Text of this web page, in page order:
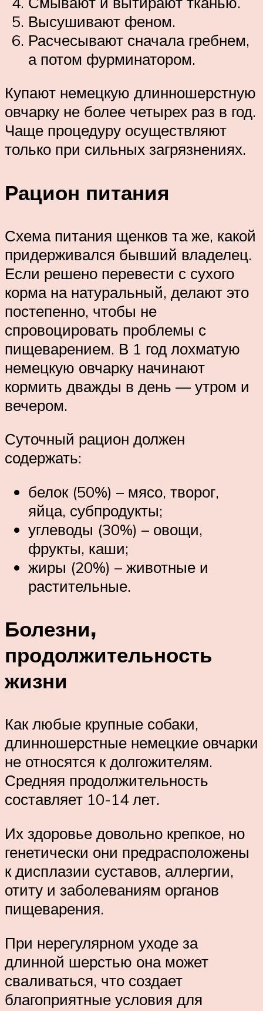
Высушивают феном.
Расчесывают сначала гребнем,
а потом фурминатором.
Купают немецкую длинношерстную
овчарку не более четырех раз в год.
Чаще процедуру осуществляют
только при сильных загрязнениях.
Рацион питания
Схема питания щенков та же, какой
придерживался бывший владелец.
Если решено перевести с сухого
корма на натуральный, делают это
постепенно, чтобы не
спровоцировать проблемы с
пищеварением. В 1 год лохматую
немецкую овчарку начинают
кормить дважды в день — утром и
вечером.
Суточный рацион должен
содержать:
белок (50%) – мясо, творог,
яйца, субпродукты;
углеводы (30%) – овощи,
фрукты, каши;
жиры (20%) – животные и
растительные.
Болезни,
продолжительность
жизни
Как любые крупные собаки,
длинношерстные немецкие овчарки
не относятся к долгожителям.
Средняя продолжительность
составляет 10-14 лет.
Их здоровье довольно крепкое, но
генетически они предрасположены
к дисплазии суставов, аллергии,
отиту и заболеваниям органов
пищеварения.
При нерегулярном уходе за
длинной шерстью она может
сваливаться, что создает
благоприятные условия для